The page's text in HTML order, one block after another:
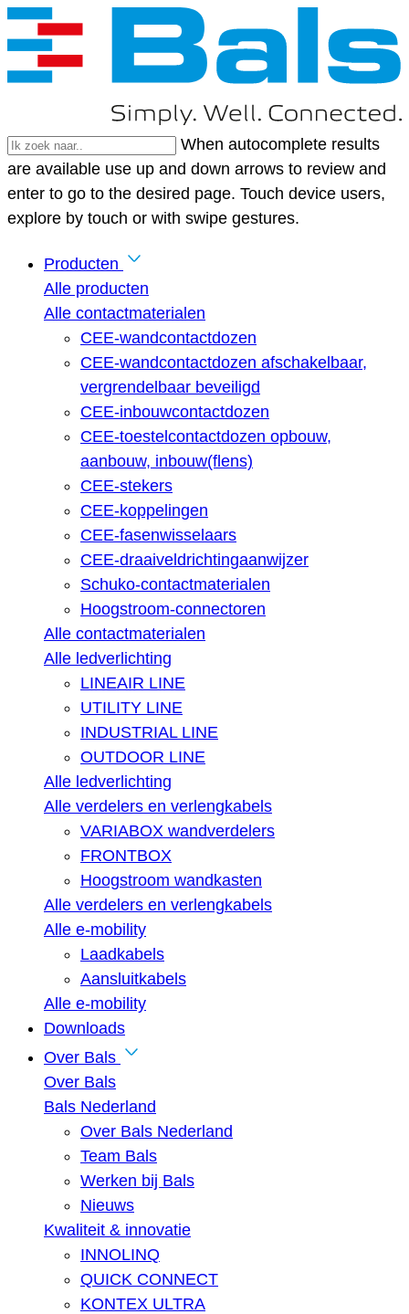
When autocomplete results
are available use up and down arrows to review and
enter to go to the desired page. Touch device users,
explore by touch or with swipe gestures.
Producten
Alle producten
Alle contactmaterialen
CEE-wandcontactdozen
CEE-wandcontactdozen afschakelbaar,
vergrendelbaar beveiligd
CEE-inbouwcontactdozen
CEE-toestelcontactdozen opbouw,
aanbouw, inbouw(flens)
CEE-stekers
CEE-koppelingen
CEE-fasenwisselaars
CEE-draaiveldrichtingaanwijzer
Schuko-contactmaterialen
Hoogstroom-connectoren
Alle contactmaterialen
Alle ledverlichting
LINEAIR LINE
UTILITY LINE
INDUSTRIAL LINE
OUTDOOR LINE
Alle ledverlichting
Alle verdelers en verlengkabels
VARIABOX wandverdelers
FRONTBOX
Hoogstroom wandkasten
Alle verdelers en verlengkabels
Alle e-mobility
Laadkabels
Aansluitkabels
Alle e-mobility
Downloads
Over Bals
Over Bals
Bals Nederland
Over Bals Nederland
Team Bals
Werken bij Bals
Nieuws
Kwaliteit & innovatie
INNOLINQ
QUICK CONNECT
KONTEX ULTRA